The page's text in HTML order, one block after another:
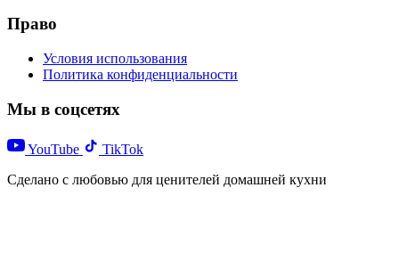
Право
Условия использования
Политика конфиденциальности
Мы в соцсетях
YouTube
TikTok
Сделано с любовью для ценителей домашней кухни